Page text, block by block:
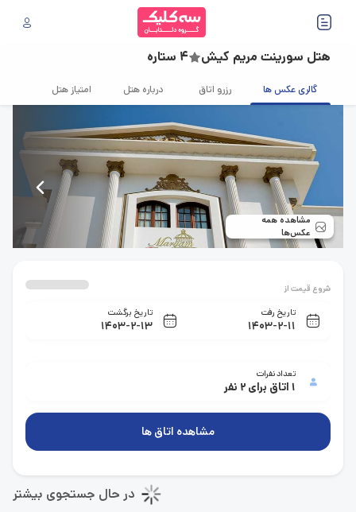
هتل سورینت مریم کیش 4 ستاره
گالری عکس ها رزرو اتاق درباره هتل امتیاز هتل
مشاهده همه
عکس‌ها
شروع قیمت از
تاریخ رفت
1403-2-11
تاریخ برگشت
1403-2-13
تعداد نفرات
1 اتاق برای 2 نفر
مشاهده اتاق ها
در حال جستجوی بیشتر